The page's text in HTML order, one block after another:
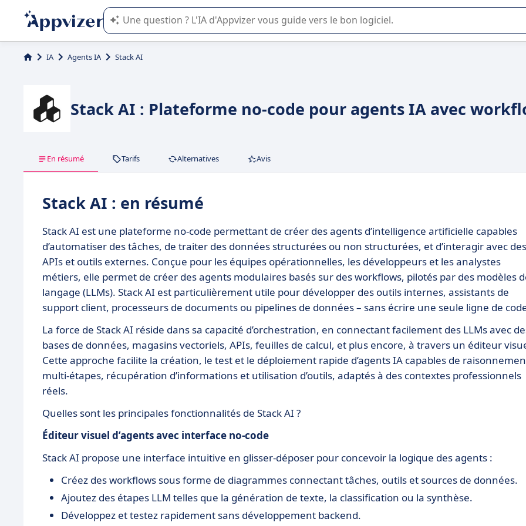
L'IA de Appvizer vous guide dans l'utilisation ou la sélection de logiciel SaaS en entreprise.
IA Agents IA Stack AI
Stack AI : Plateforme no-code pour agents IA avec
En résumé Tarifs Alternatives Avis
Stack AI : en résumé
Stack AI est une plateforme no-code permettant de créer des agents d’intelligence artificielle capables
d’automatiser des tâches, de traiter des données structurées ou non structurées, et d’interagir avec des
APIs et outils externes. Conçue pour les équipes opérationnelles, les développeurs et les analystes
métiers, elle permet de créer des agents modulaires basés sur des workflows, pilotés par des modèles
langage (LLMs). Stack AI est particulièrement utile pour développer des outils internes, assistants de
support client, processeurs de documents ou pipelines de données – sans écrire une seule ligne de
La force de Stack AI réside dans sa capacité d’orchestration, en connectant facilement des LLMs avec
bases de données, magasins vectoriels, APIs, feuilles de calcul, et plus encore, à travers un éditeur
Cette approche facilite la création, le test et le déploiement rapide d’agents IA capables de
multi-étapes, récupération d’informations et utilisation d’outils, adaptés à des contextes professionnels
réels.
Quelles sont les principales fonctionnalités de Stack AI ?
Éditeur visuel d’agents avec interface no-code
Stack AI propose une interface intuitive en glisser-déposer pour concevoir la logique des agents :
Créez des workflows sous forme de diagrammes connectant tâches, outils et sources de données.
Ajoutez des étapes LLM telles que la génération de texte, la classification ou la synthèse.
Développez et testez rapidement sans développement backend.